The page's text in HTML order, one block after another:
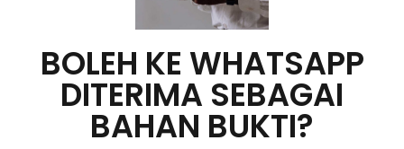
BOLEH KE WHATSAPP
DITERIMA SEBAGAI
BAHAN BUKTI?